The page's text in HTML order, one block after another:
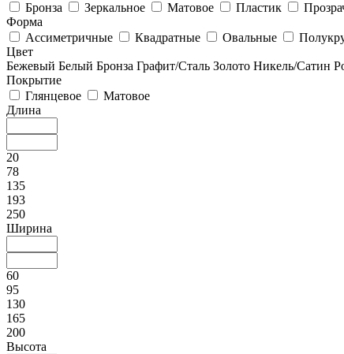
Бронза
Зеркальное Матовое Пластик
Форма
Ассиметричные
Квадратные Овальные
Цвет
Бежевый Белый Бронза Графит/Сталь Золото Никель/Сатин
Покрытие
Глянцевое
Матовое
Длина
20
78
135
193
250
Ширина
60
95
130
165
200
Высота